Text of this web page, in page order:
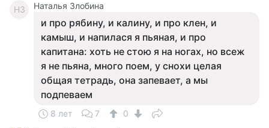
НЗ Наталья Злобина
и про рябину, и калину, и про клен, и
камыш, и напилася я пьяная, и про
капитана: хоть не стою я на ногах, но всеж
я не пьяна, много поем, у снохи целая
общая тетрадь, она запевает, а мы
подпеваем
8 лет 7
0